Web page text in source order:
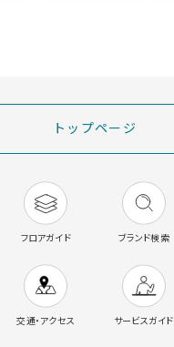
トップページ
フロアガイド ブランド検索
交通・アクセス サービスガイド